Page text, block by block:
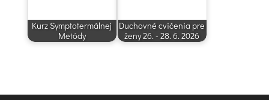
Kurz Symptotermálnej
Metódy
Duchovné cvičenia pre
ženy 26. - 28. 6. 2026